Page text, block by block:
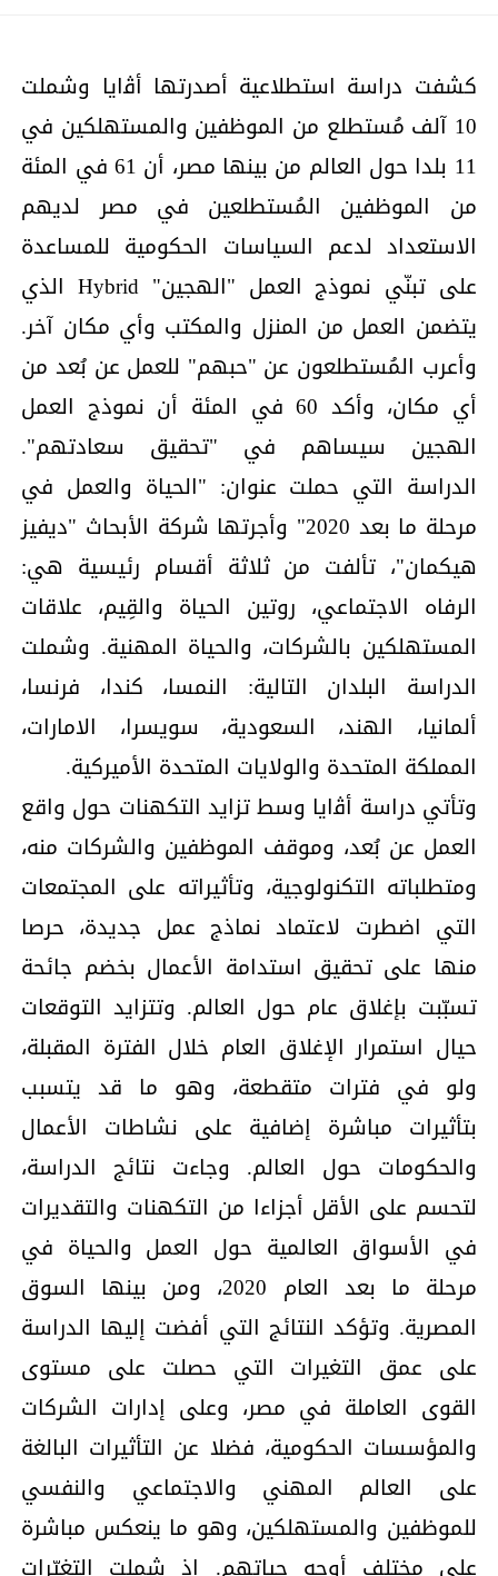
كشفت دراسة استطلاعية أصدرتها أﭬايا وشملت
10 آلف مُستطلع من الموظفين والمستهلكين في
11 بلدا حول العالم من بينها مصر، أن 61 في المئة
من الموظفين المُستطلعين في مصر لديهم
الاستعداد لدعم السياسات الحكومية للمساعدة
على تبنّي نموذج العمل "الهجين" Hybrid الذي
يتضمن العمل من المنزل والمكتب وأي مكان آخر.
وأعرب المُستطلعون عن "حبهم" للعمل عن بُعد من
أي مكان، وأكد 60 في المئة أن نموذج العمل
الهجين سيساهم في "تحقيق سعادتهم".
الدراسة التي حملت عنوان: "الحياة والعمل في
مرحلة ما بعد 2020" وأجرتها شركة الأبحاث "ديفيز
هيكمان"، تألفت من ثلاثة أقسام رئيسية هي:
الرفاه الاجتماعي، روتين الحياة والقِيم، علاقات
المستهلكين بالشركات، والحياة المهنية. وشملت
الدراسة البلدان التالية: النمسا، كندا، فرنسا،
ألمانيا، الهند، السعودية، سويسرا، الامارات،
المملكة المتحدة والولايات المتحدة الأميركية.
وتأتي دراسة أﭬايا وسط تزايد التكهنات حول واقع
العمل عن بُعد، وموقف الموظفين والشركات منه،
ومتطلباته التكنولوجية، وتأثيراته على المجتمعات
التي اضطرت لاعتماد نماذج عمل جديدة، حرصا
منها على تحقيق استدامة الأعمال بخضم جائحة
تسبّبت بإغلاق عام حول العالم. وتتزايد التوقعات
حيال استمرار الإغلاق العام خلال الفترة المقبلة،
ولو في فترات متقطعة، وهو ما قد يتسبب
بتأثيرات مباشرة إضافية على نشاطات الأعمال
والحكومات حول العالم. وجاءت نتائج الدراسة،
لتحسم على الأقل أجزاءا من التكهنات والتقديرات
في الأسواق العالمية حول العمل والحياة في
مرحلة ما بعد العام 2020، ومن بينها السوق
المصرية. وتؤكد النتائج التي أفضت إليها الدراسة
على عمق التغيرات التي حصلت على مستوى
القوى العاملة في مصر، وعلى إدارات الشركات
والمؤسسات الحكومية، فضلا عن التأثيرات البالغة
على العالم المهني والاجتماعي والنفسي
للموظفين والمستهلكين، وهو ما ينعكس مباشرة
على مختلف أوجه حياتهم. إذ شملت التغيّرات